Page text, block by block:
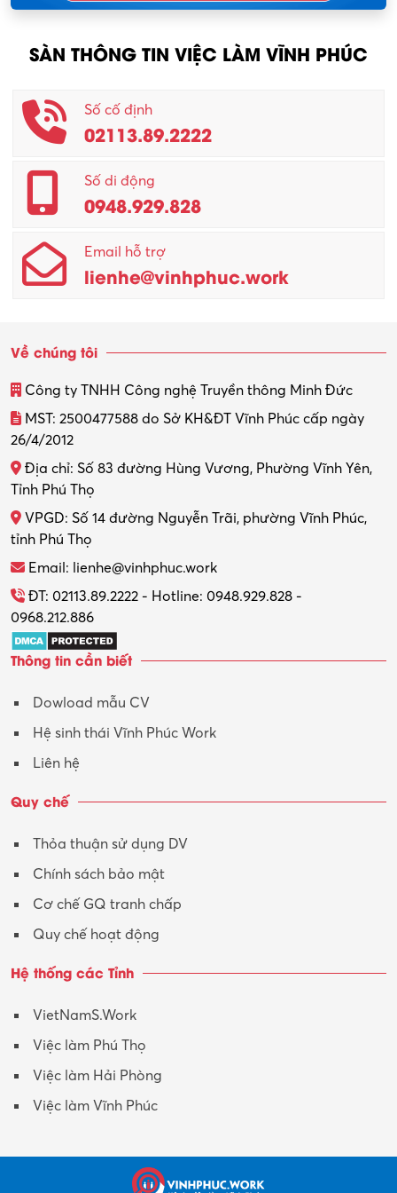
Nhân viên CSKH
Phục vụ khác
Promotion Girl (PG)
Quản lý – Giám đốc
Quản lý chất lượng – QC
Quản lý sản xuất
Quản trị kinh doanh
Thiết kế nội thất
Thợ máy – Ô tô – Xe máy
Thực tập
Tổ chức sự kiện – Quà tặng
Trợ lý
Tư vấn
Tư vấn – Kiến trúc
Y tế-Dược
SÀN THÔNG TIN VIỆC LÀM VĨNH PHÚC
Số cố định
02113.89.2222
Số di động
0948.929.828
Email hỗ trợ
lienhe@vinhphuc.work
Về chúng tôi
Công ty TNHH Công nghệ Truyền thông Minh Đức
MST: 2500477588 do Sở KH&ĐT Vĩnh Phúc cấp ngày
26/4/2012
Địa chỉ: Số 83 đường Hùng Vương, Phường Vĩnh Yên,
Tỉnh Phú Thọ
VPGD: Số 14 đường Nguyễn Trãi, phường Vĩnh Phúc,
tỉnh Phú Thọ
Email: lienhe@vinhphuc.work
ĐT: 02113.89.2222 - Hotline: 0948.929.828 -
0968.212.886
Thông tin cần biết
Dowload mẫu CV
Hệ sinh thái Vĩnh Phúc Work
Liên hệ
Quy chế
Thỏa thuận sử dụng DV
Chính sách bảo mật
Cơ chế GQ tranh chấp
Quy chế hoạt động
Hệ thống các Tỉnh
VietNamS.Work
Việc làm Phú Thọ
Việc làm Hải Phòng
Việc làm Vĩnh Phúc